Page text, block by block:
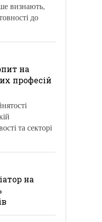
визнають,
до
на
професій
та секторі
на